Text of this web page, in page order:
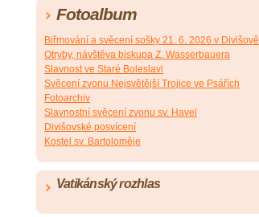
Fotoalbum
Biřmování a svěcení sošky 21. 6. 2026 v Divišově
Otryby, návštěva biskupa Z. Wasserbauera
Slavnost ve Staré Boleslavi
Svěcení zvonu Nejsvětější Trojice ve Psářích
Fotoarchiv
Slavnostní svěcení zvonu sv. Havel
Divišovské posvícení
Kostel sv. Bartoloměje
Vatikánský rozhlas